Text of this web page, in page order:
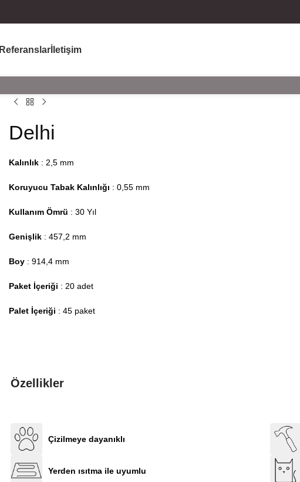
Referanslar İletişim
Delhi
Kalınlık : 2,5 mm
Koruyucu Tabak Kalınlığı : 0,55 mm
Kullanım Ömrü : 30 Yıl
Genişlik : 457,2 mm
Boy : 914,4 mm
Paket İçeriği : 20 adet
Palet İçeriği : 45 paket
Özellikler
Çizilmeye dayanıklı
Yerden ısıtma ile uyumlu